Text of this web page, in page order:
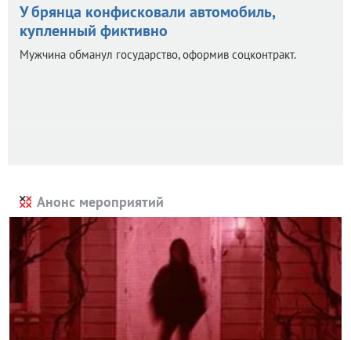
У брянца конфисковали автомобиль,
купленный фиктивно
Мужчина обманул государство, оформив соцконтракт.
Анонс мероприятий